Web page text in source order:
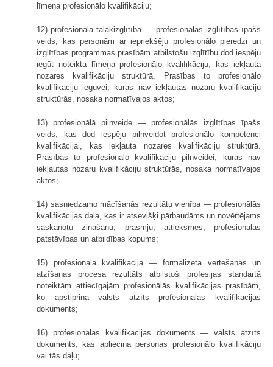
līmeņa profesionālo kvalifikāciju;
12) profesionālā tālākizglītība — profesionālās izglītības īpašs
veids, kas personām ar iepriekšēju profesionālo pieredzi un
izglītības programmas prasībām atbilstošu izglītību dod iespēju
iegūt noteikta līmeņa profesionālo kvalifikāciju, kas iekļauta
nozares kvalifikāciju struktūrā. Prasības to profesionālo
kvalifikāciju ieguvei, kuras nav iekļautas nozaru kvalifikāciju
struktūrās, nosaka normatīvajos aktos;
13) profesionālā pilnveide — profesionālās izglītības īpašs
veids, kas dod iespēju pilnveidot profesionālo kompetenci
kvalifikācijai, kas iekļauta nozares kvalifikāciju struktūrā.
Prasības to profesionālo kvalifikāciju pilnveidei, kuras nav
iekļautas nozaru kvalifikāciju struktūrās, nosaka normatīvajos
aktos;
14) sasniedzamo mācīšanās rezultātu vienība — profesionālās
kvalifikācijas daļa, kas ir atsevišķi pārbaudāms un novērtējams
saskaņotu zināšanu, prasmju, attieksmes, profesionālās
patstāvības un atbildības kopums;
15) profesionālā kvalifikācija — formalizēta vērtēšanas un
atzīšanas procesa rezultāts atbilstoši profesijas standartā
noteiktām attiecīgajām profesionālās kvalifikācijas prasībām,
ko apstiprina valsts atzīts profesionālās kvalifikācijas
dokuments;
16) profesionālās kvalifikācijas dokuments — valsts atzīts
dokuments, kas apliecina personas profesionālo kvalifikāciju
vai tās daļu;